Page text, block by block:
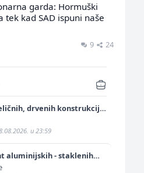
garda: Hormuški
tek kad SAD ispuni naše
9 24
drvenih konstrukcija
panela (m/ž)
u 23:59
aluminijskih - staklenih